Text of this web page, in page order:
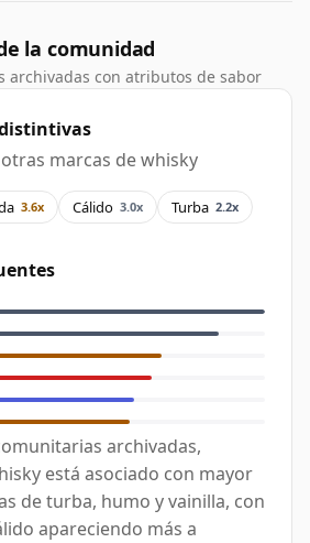
la comunidad
archivadas con atributos de sabor
marcas de whisky
3.6x Cálido 3.0x Turba 2.2x
archivadas,
está asociado con mayor
de turba, humo y vainilla, con
apareciendo más a